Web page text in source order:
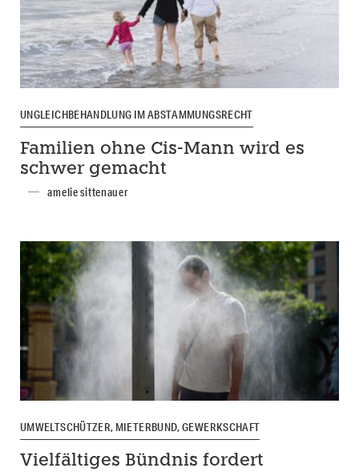
UNGLEICHBEHANDLUNG IM ABSTAMMUNGSRECHT
Familien ohne Cis-Mann wird es
schwer gemacht
amelie sittenauer
UMWELTSCHÜTZER, MIETERBUND, GEWERKSCHAFT
Vielfältiges Bündnis fordert